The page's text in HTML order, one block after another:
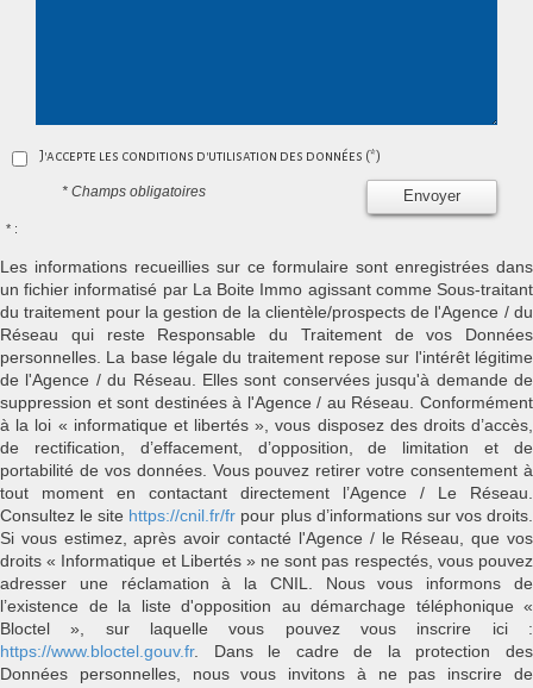
J'accepte les conditions d'utilisation des données (*)
Envoyer
* Champs obligatoires
* :
Les informations recueillies sur ce formulaire sont enregistrées dans
un fichier informatisé par La Boite Immo agissant comme Sous-traitant
du traitement pour la gestion de la clientèle/prospects de l'Agence / du
Réseau qui reste Responsable du Traitement de vos Données
personnelles. La base légale du traitement repose sur l'intérêt légitime
de l'Agence / du Réseau. Elles sont conservées jusqu'à demande de
suppression et sont destinées à l'Agence / au Réseau. Conformément
à la loi « informatique et libertés », vous disposez des droits d’accès,
de rectification, d’effacement, d’opposition, de limitation et de
portabilité de vos données. Vous pouvez retirer votre consentement à
tout moment en contactant directement l’Agence / Le Réseau.
Consultez le site https://cnil.fr/fr pour plus d’informations sur vos droits.
Si vous estimez, après avoir contacté l'Agence / le Réseau, que vos
droits « Informatique et Libertés » ne sont pas respectés, vous pouvez
adresser une réclamation à la CNIL. Nous vous informons de
l’existence de la liste d'opposition au démarchage téléphonique «
Bloctel », sur laquelle vous pouvez vous inscrire ici :
https://www.bloctel.gouv.fr. Dans le cadre de la protection des
Données personnelles, nous vous invitons à ne pas inscrire de